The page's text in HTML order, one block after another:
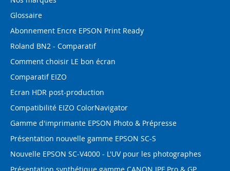
Glossaire
Abonnement Encre EPSON Print Ready
Roland BN2 - Comparatif
Comment choisir LE bon écran
Comparatif EIZO
Ecran HDR post-production
Compatibilité EIZO ColorNavigator
Gamme d'imprimante EPSON Photo & Prépresse
Présentation nouvelle gamme EPSON SC-S
Nouvelle EPSON SC-V4000 - L'UV pour les photographes